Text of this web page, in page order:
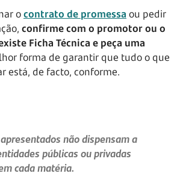
ocontrato de promessa ou pedir
confirme com o promotor ou o
Ficha Técnica e peça uma
forma de garantir que tudo o que
está, de facto, conforme.
não dispensam a
públicas ou privadas
cada matéria.